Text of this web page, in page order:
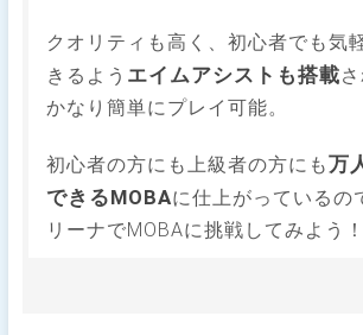
クオリティも高く、初心者でも気
きるよう エイムアシストも搭載
かなり簡単にプレイ可能。
初心者の方にも上級者の方にも万
できるMOBAに仕上がっているの
リーナでMOBAに挑戦してみよう！